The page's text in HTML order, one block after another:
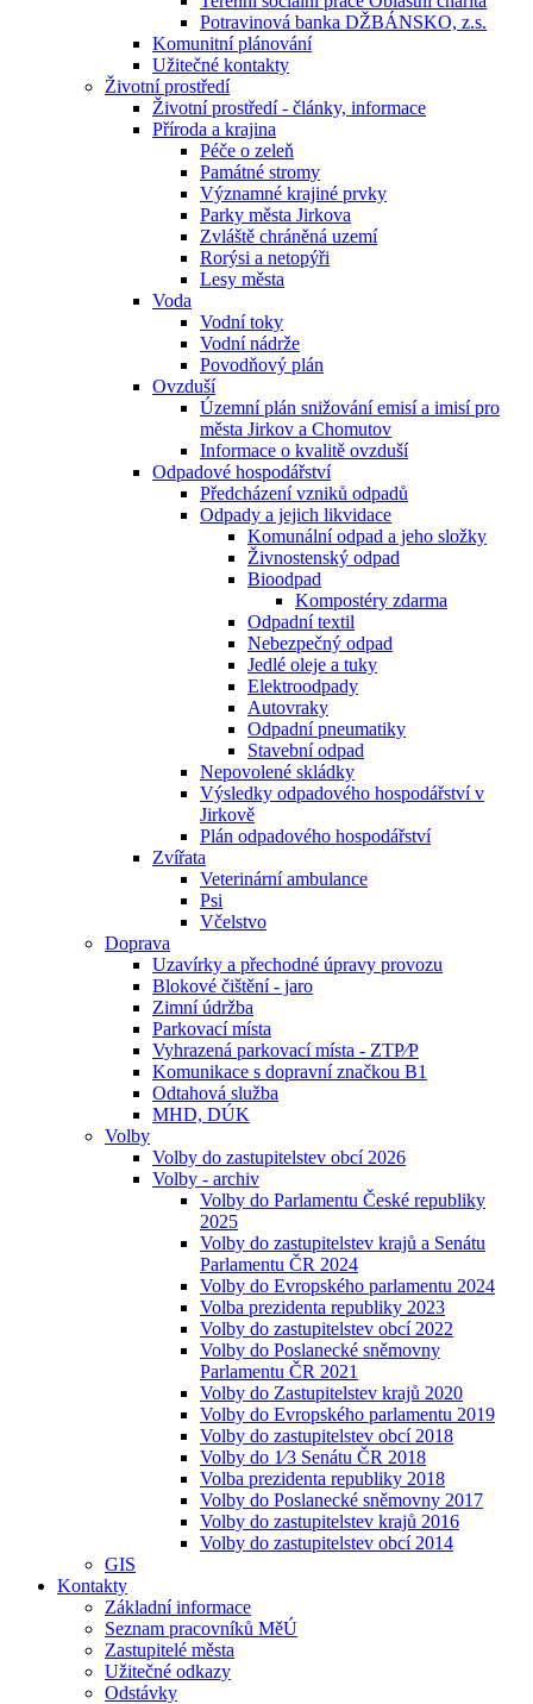
Potravinová banka DŽBÁNSKO, z.s.
Komunitní plánování
Užitečné kontakty
Životní prostředí
Životní prostředí - články, informace
Příroda a krajina
Péče o zeleň
Památné stromy
Významné krajiné prvky
Parky města Jirkova
Zvláště chráněná uzemí
Rorýsi a netopýři
Lesy města
Voda
Vodní toky
Vodní nádrže
Povodňový plán
Ovzduší
Územní plán snižování emisí a imisí pro
města Jirkov a Chomutov
Informace o kvalitě ovzduší
Odpadové hospodářství
Předcházení vzniků odpadů
Odpady a jejich likvidace
Komunální odpad a jeho složky
Živnostenský odpad
Bioodpad
Kompostéry zdarma
Odpadní textil
Nebezpečný odpad
Jedlé oleje a tuky
Elektroodpady
Autovraky
Odpadní pneumatiky
Stavební odpad
Nepovolené skládky
Výsledky odpadového hospodářství v
Jirkově
Plán odpadového hospodářství
Zvířata
Veterinární ambulance
Psi
Včelstvo
Doprava
Uzavírky a přechodné úpravy provozu
Blokové čištění - jaro
Zimní údržba
Parkovací místa
Vyhrazená parkovací místa - ZTP⁄P
Komunikace s dopravní značkou B1
Odtahová služba
MHD, DÚK
Volby
Volby do zastupitelstev obcí 2026
Volby - archiv
Volby do Parlamentu České republiky
2025
Volby do zastupitelstev krajů a Senátu
Parlamentu ČR 2024
Volby do Evropského parlamentu 2024
Volba prezidenta republiky 2023
Volby do zastupitelstev obcí 2022
Volby do Poslanecké sněmovny
Parlamentu ČR 2021
Volby do Zastupitelstev krajů 2020
Volby do Evropského parlamentu 2019
Volby do zastupitelstev obcí 2018
Volby do 1⁄3 Senátu ČR 2018
Volba prezidenta republiky 2018
Volby do Poslanecké sněmovny 2017
Volby do zastupitelstev krajů 2016
Volby do zastupitelstev obcí 2014
GIS
Kontakty
Základní informace
Seznam pracovníků MěÚ
Zastupitelé města
Užitečné odkazy
Odstávky